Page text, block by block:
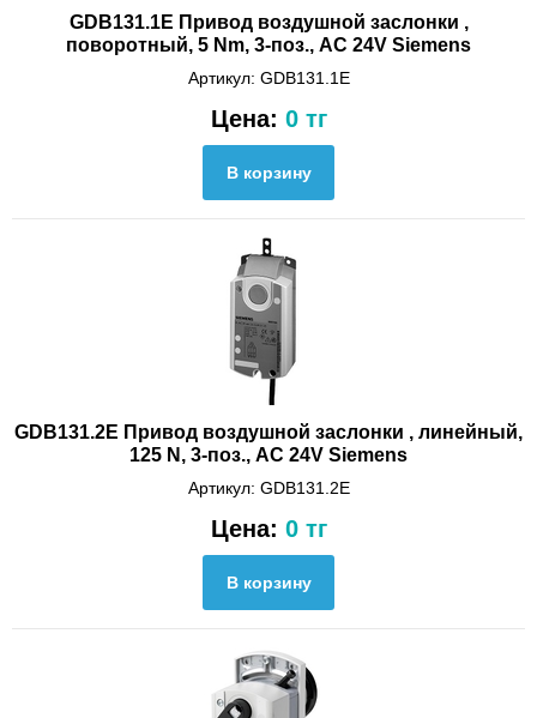
GDB131.1E Привод воздушной заслонки ,
поворотный, 5 Nm, 3-поз., AC 24V Siemens
Артикул: GDB131.1E
Цена: 0 тг
GDB131.2E Привод воздушной заслонки , линейный,
125 N, 3-поз., AC 24V Siemens
Артикул: GDB131.2E
Цена: 0 тг